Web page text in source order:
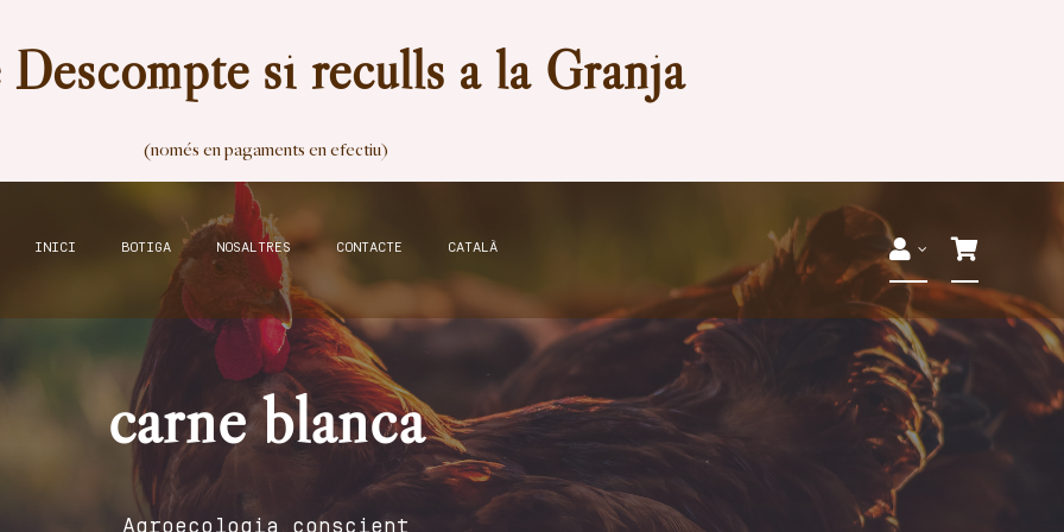
Descompte si reculls a la Granja
(només en pagaments en efectiu)
INICI BOTIGA NOSALTRES CONTACTE CATALÀ
carne blanca